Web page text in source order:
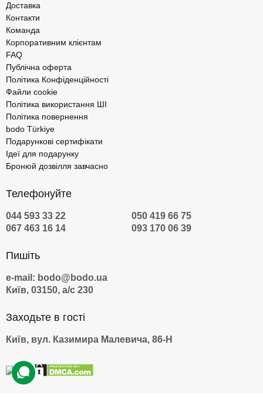
Доставка
Контакти
Команда
Корпоративним клієнтам
FAQ
Публічна оферта
Політика Конфіденційності
Файли cookie
Політика використання ШІ
Політика повернення
bodo Türkiye
Подарункові сертифікати
Ідеї для подарунку
Бронюй дозвілля завчасно
Телефонуйте
044 593 33 22
050 419 66 75
067 463 16 14
093 170 06 39
Пишіть
e-mail: bodo@bodo.ua
Київ, 03150, а/с 230
Заходьте в гості
Київ, вул. Казимира Малевича, 86-Н